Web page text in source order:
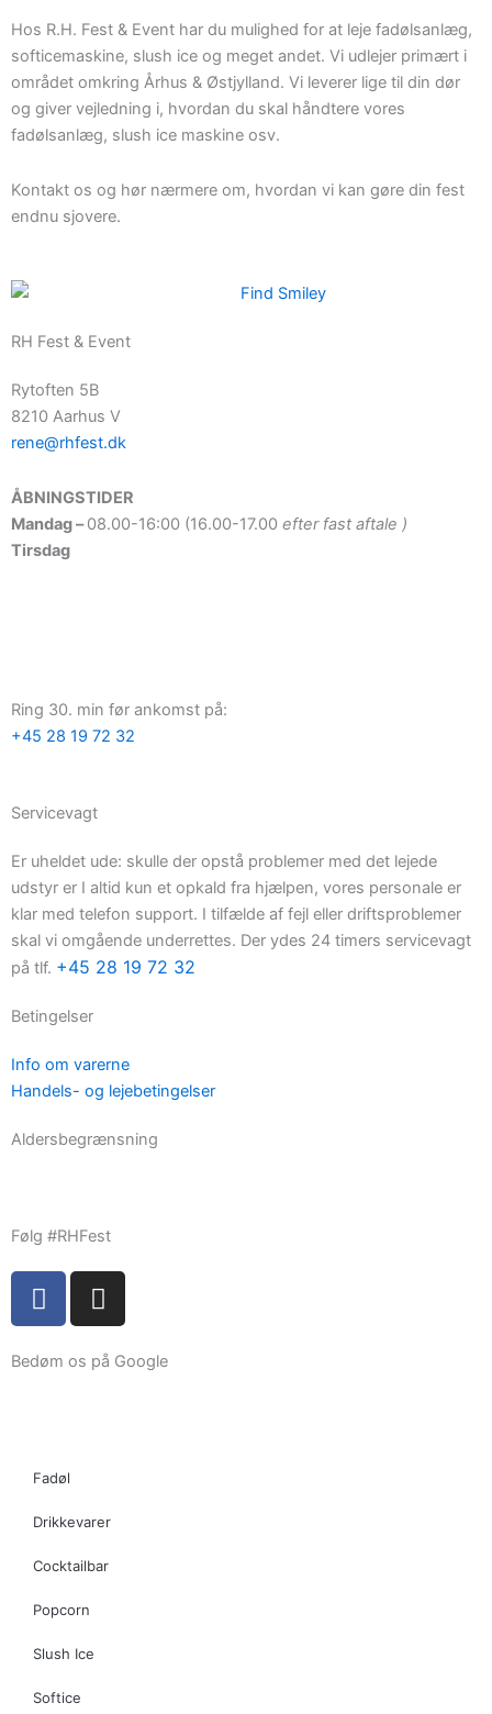
Hos R.H. Fest & Event har du mulighed for at leje fadølsanlæg,
softicemaskine, slush ice og meget andet. Vi udlejer primært i
området omkring Århus & Østjylland. Vi leverer lige til din dør
og giver vejledning i, hvordan du skal håndtere vores
fadølsanlæg, slush ice maskine osv.
Kontakt os og hør nærmere om, hvordan vi kan gøre din fest
endnu sjovere.
RH Fest & Event
Rytoften 5B
8210 Aarhus V
rene@rhfest.dk
ÅBNINGSTIDER
Mandag –08.00-16:00 (16.00-17.00 efter fast aftale )
Tirsdag
Ring 30. min før ankomst på:
+45 28 19 72 32
Servicevagt
Er uheldet ude: skulle der opstå problemer med det lejede
udstyr er I altid kun et opkald fra hjælpen, vores personale er
klar med telefon support. I tilfælde af fejl eller driftsproblemer
skal vi omgående underrettes. Der ydes 24 timers servicevagt
på tlf. +45 28 19 72 32
Betingelser
Info om varerne
Handels- og lejebetingelser
Aldersbegrænsning
Følg #RHFest
F
a
e
k
I
n
t
Bedøm os på Google
Fadøl
Drikkevarer
Cocktailbar
Popcorn
Slush Ice
Softice